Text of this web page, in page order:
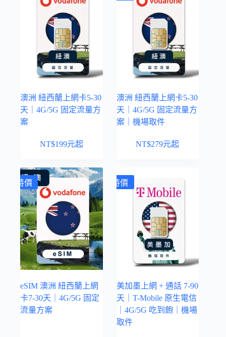
澳洲 紐西蘭上網卡5-30
天｜4G/5G 固定流量方
案
NT$199元起
澳洲 紐西蘭上網卡5-30
天｜4G/5G 固定流量方
案｜機場取件
NT$279元起
特價
eSIM 澳洲 紐西蘭上網
卡7-30天｜4G/5G 固定
流量方案
特價
美加墨上網 + 通話 7-90
天｜T-Mobile 原生電信
｜4G/5G 吃到飽｜機場
取件